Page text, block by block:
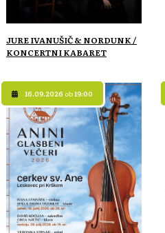
JURE IVANUŠIČ & NORDUNK /
KONCERTNI KABARET
16.09.2026 ob19:00